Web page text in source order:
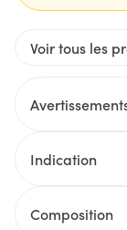
Voir tous les
Indication
Composition